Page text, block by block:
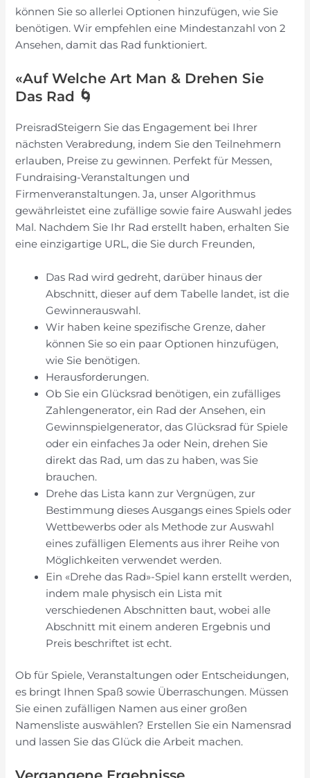
können Sie so allerlei Optionen hinzufügen, wie Sie
benötigen. Wir empfehlen eine Mindestanzahl von 2
Ansehen, damit das Rad funktioniert.
«Auf Welche Art Man & Drehen Sie
Das Rad 🌀
PreisradSteigern Sie das Engagement bei Ihrer
nächsten Verabredung, indem Sie den Teilnehmern
erlauben, Preise zu gewinnen. Perfekt für Messen,
Fundraising-Veranstaltungen und
Firmenveranstaltungen. Ja, unser Algorithmus
gewährleistet eine zufällige sowie faire Auswahl jedes
Mal. Nachdem Sie Ihr Rad erstellt haben, erhalten Sie
eine einzigartige URL, die Sie durch Freunden,
Das Rad wird gedreht, darüber hinaus der
Abschnitt, dieser auf dem Tabelle landet, ist die
Gewinnerauswahl.
Wir haben keine spezifische Grenze, daher
können Sie so ein paar Optionen hinzufügen,
wie Sie benötigen.
Herausforderungen.
Ob Sie ein Glücksrad benötigen, ein zufälliges
Zahlengenerator, ein Rad der Ansehen, ein
Gewinnspielgenerator, das Glücksrad für Spiele
oder ein einfaches Ja oder Nein, drehen Sie
direkt das Rad, um das zu haben, was Sie
brauchen.
Drehe das Lista kann zur Vergnügen, zur
Bestimmung dieses Ausgangs eines Spiels oder
Wettbewerbs oder als Methode zur Auswahl
eines zufälligen Elements aus ihrer Reihe von
Möglichkeiten verwendet werden.
Ein «Drehe das Rad»-Spiel kann erstellt werden,
indem male physisch ein Lista mit
verschiedenen Abschnitten baut, wobei alle
Abschnitt mit einem anderen Ergebnis und
Preis beschriftet ist echt.
Ob für Spiele, Veranstaltungen oder Entscheidungen,
es bringt Ihnen Spaß sowie Überraschungen. Müssen
Sie einen zufälligen Namen aus einer großen
Namensliste auswählen? Erstellen Sie ein Namensrad
und lassen Sie das Glück die Arbeit machen.